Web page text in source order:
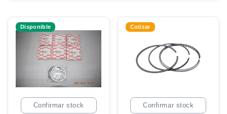
Confirmar stock
Disponible
Confirmar stock
Cotizar